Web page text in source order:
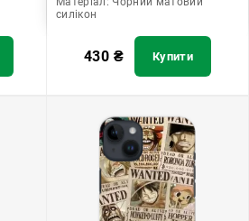
силікон
430 ₴ Купити